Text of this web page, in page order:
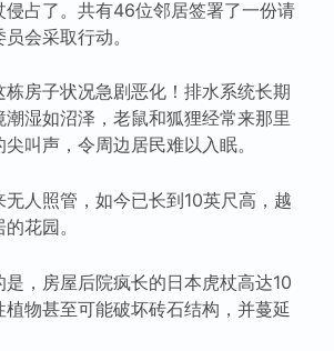
侵占了。共有46位邻居签署了一份请
会采取行动。
栋房子状况急剧恶化！排水系统长期
湿如沼泽，老鼠和狐狸经常来那里
叫声，令周边居民难以入眠。
人照管，如今已长到10英尺高，越
花园。
，房屋后院疯长的日本虎杖高达10
物甚至可能破坏砖石结构，并蔓延